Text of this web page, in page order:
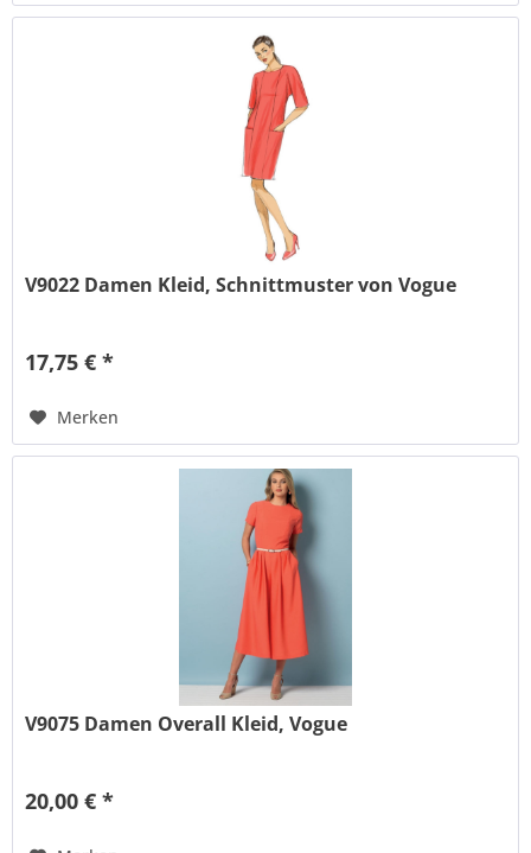
V9022 Damen Kleid, Schnittmuster von Vogue
17,75 € *
Merken
V9075 Damen Overall Kleid, Vogue
20,00 € *